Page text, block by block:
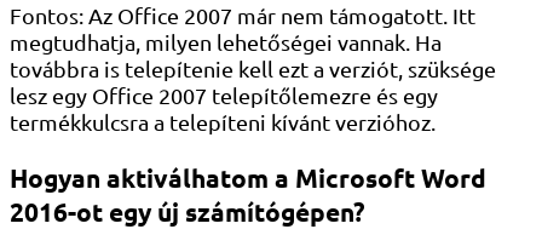
Fontos: Az Office 2007 már nem támogatott. Itt
megtudhatja, milyen lehetőségei vannak. Ha
továbbra is telepítenie kell ezt a verziót, szüksége
lesz egy Office 2007 telepítőlemezre és egy
termékkulcsra a telepíteni kívánt verzióhoz.
Hogyan aktiválhatom a Microsoft Word
2016-ot egy új számítógépen?